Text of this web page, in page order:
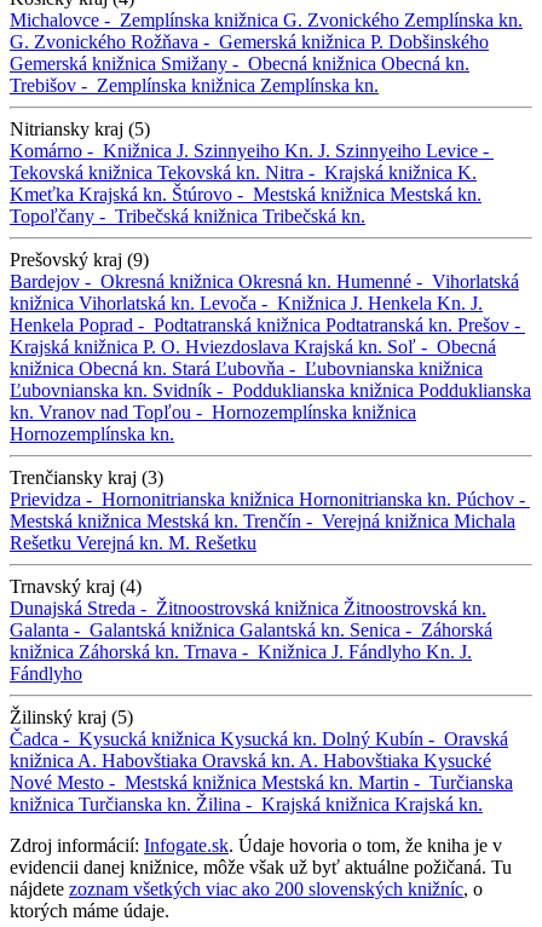
Michalovce - Zemplínska knižnica G. Zvonického Zemplínska kn.
G. Zvonického Rožňava - Gemerská knižnica P. Dobšinského
Gemerská knižnica Smižany - Obecná knižnica Obecná kn.
Trebišov - Zemplínska knižnica Zemplínska kn.
Nitriansky kraj (5)
Komárno - Knižnica J. Szinnyeiho Kn. J. Szinnyeiho Levice -
Tekovská knižnica Tekovská kn. Nitra - Krajská knižnica K.
Kmeťka Krajská kn. Štúrovo - Mestská knižnica Mestská kn.
Topoľčany - Tribečská knižnica Tribečská kn.
Prešovský kraj (9)
Bardejov - Okresná knižnica Okresná kn. Humenné - Vihorlatská
knižnica Vihorlatská kn. Levoča - Knižnica J. Henkela Kn. J.
Henkela Poprad - Podtatranská knižnica Podtatranská kn. Prešov -
Krajská knižnica P. O. Hviezdoslava Krajská kn. Soľ - Obecná
knižnica Obecná kn. Stará Ľubovňa - Ľubovnianska knižnica
Ľubovnianska kn. Svidník - Podduklianska knižnica Podduklianska
kn. Vranov nad Topľou - Hornozemplínska knižnica
Hornozemplínska kn.
Trenčiansky kraj (3)
Prievidza - Hornonitrianska knižnica Hornonitrianska kn. Púchov -
Mestská knižnica Mestská kn. Trenčín - Verejná knižnica Michala
Rešetku Verejná kn. M. Rešetku
Trnavský kraj (4)
Dunajská Streda - Žitnoostrovská knižnica Žitnoostrovská kn.
Galanta - Galantská knižnica Galantská kn. Senica - Záhorská
knižnica Záhorská kn. Trnava - Knižnica J. Fándlyho Kn. J.
Fándlyho
Žilinský kraj (5)
Čadca - Kysucká knižnica Kysucká kn. Dolný Kubín - Oravská
knižnica A. Habovštiaka Oravská kn. A. Habovštiaka Kysucké
Nové Mesto - Mestská knižnica Mestská kn. Martin - Turčianska
knižnica Turčianska kn. Žilina - Krajská knižnica Krajská kn.
Zdroj informácií: Infogate.sk. Údaje hovoria o tom, že kniha je v
evidencii danej knižnice, môže však už byť aktuálne požičaná. Tu
nájdete zoznam všetkých viac ako 200 slovenských knižníc, o
ktorých máme údaje.